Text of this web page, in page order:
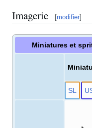
Imagerie [modifier]
Miniatures et
SL